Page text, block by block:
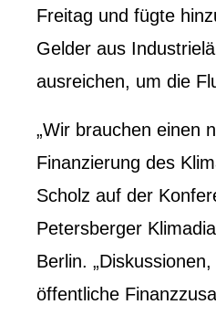
Freitag und fügte
Gelder aus
ausreichen, um die
„Wir brauchen einen
Finanzierung des
Scholz auf der
Petersberger
Berlin.
öffentliche